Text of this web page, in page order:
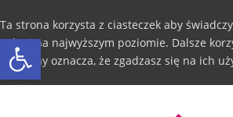
Otwórz pasek narzędzi
Ta strona korzysta z ciasteczek aby
usługi na najwyższym poziomie. Dalsze
ze strony oznacza, że zgadzasz się na ich